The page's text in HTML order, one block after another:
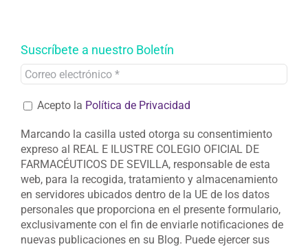
Suscríbete a nuestro Boletín
Marcando la casilla usted otorga su consentimiento
expreso al REAL E ILUSTRE COLEGIO OFICIAL DE
FARMACÉUTICOS DE SEVILLA, responsable de esta
web, para la recogida, tratamiento y almacenamiento
en servidores ubicados dentro de la UE de los datos
personales que proporciona en el presente formulario,
exclusivamente con el fin de enviarle notificaciones de